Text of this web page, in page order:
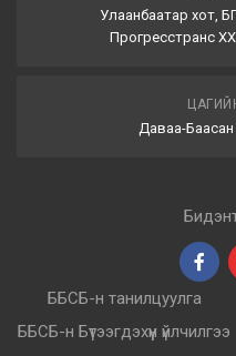
Улаанбаатар хот,
Прогресстранс
Даваа-Баасан
ББСБ-н танилцуулга
ББСБ-н Бүтээгдэхүүн үйлчилгээ